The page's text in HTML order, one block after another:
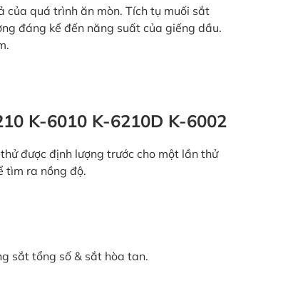
của quá trình ăn mòn. Tích tụ muối sắt
đáng kể đến năng suất của giếng dầu.
K-6010 K-6210D K-6002
được định lượng trước cho một lần thử
tìm ra nồng độ.
sắt tổng số & sắt hòa tan.